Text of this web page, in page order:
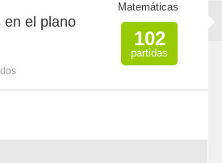
en el plano
Matemáticas
102
partidas